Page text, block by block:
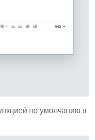
по умолчанию в